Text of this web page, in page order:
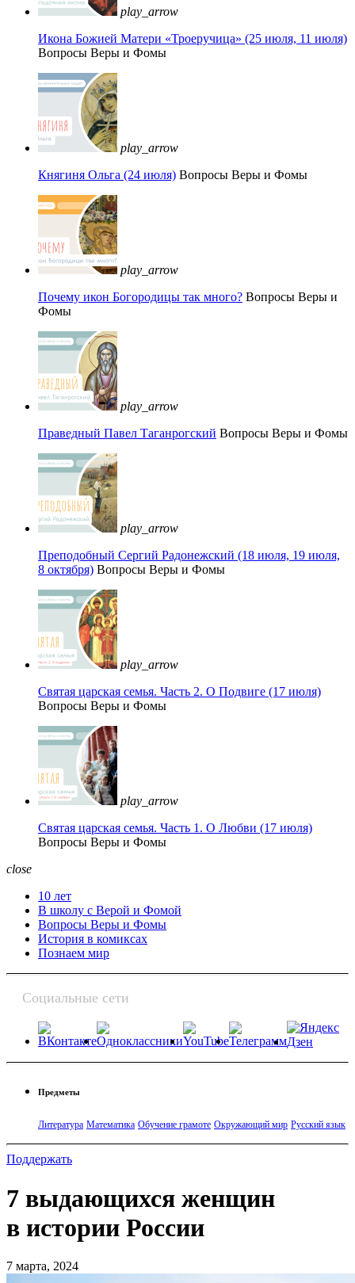
play_arrow
Икона Божией Матери «Троеручица» (25 июля, 11 июля)
Вопросы Веры и Фомы
play_arrow
Княгиня Ольга (24 июля) Вопросы Веры и Фомы
play_arrow
Почему икон Богородицы так много? Вопросы Веры и
Фомы
play_arrow
Праведный Павел Таганрогский Вопросы Веры и Фомы
play_arrow
Преподобный Сергий Радонежский (18 июля, 19 июля,
8 октября) Вопросы Веры и Фомы
play_arrow
Святая царская семья. Часть 2. О Подвиге (17 июля)
Вопросы Веры и Фомы
play_arrow
Святая царская семья. Часть 1. О Любви (17 июля)
Вопросы Веры и Фомы
close
10 лет
В школу с Верой и Фомой
Вопросы Веры и Фомы
История в комиксах
Познаем мир
Социальные сети
Предметы
Литература Математика Обучение грамоте Окружающий мир Русский язык
Поддержать
7 выдающихся женщин
в истории России
7 марта, 2024